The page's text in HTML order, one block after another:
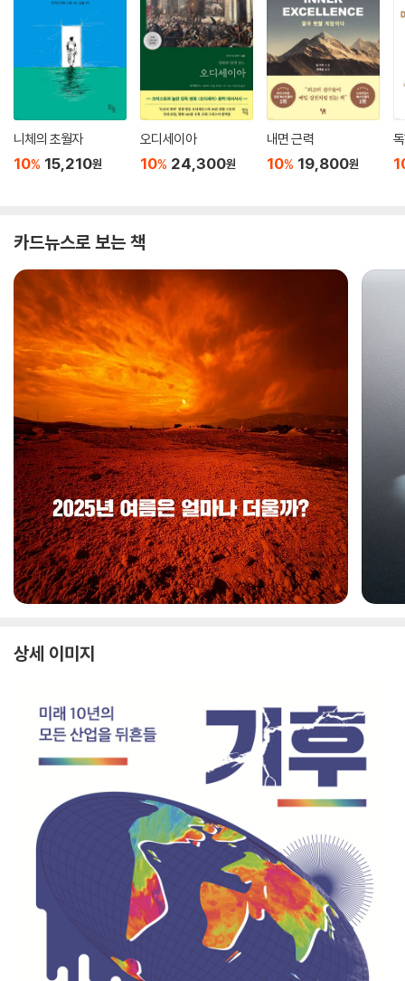
니체의 초월자
10% 15,210원
오디세이아
10% 24,300원
내면 근력
10% 19,800원
카드뉴스로 보는 책
상세 이미지